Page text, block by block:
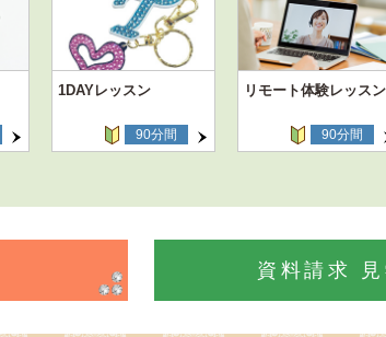
1DAYレッスン
90分間
リモート体験レッスン
90分間
資料請求